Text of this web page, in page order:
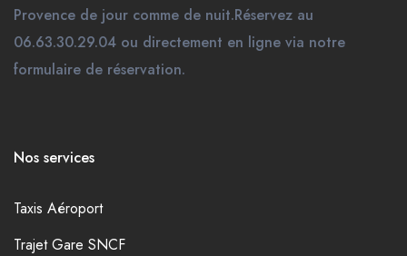
Provence de jour comme de nuit.Réservez au
06.63.30.29.04 ou directement en ligne via notre
formulaire de réservation.
Nos services
Taxis Aéroport
Trajet Gare SNCF